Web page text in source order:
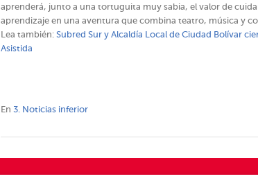
aprenderá, junto a una tortuguita muy sabia, el valor de
aprendizaje en una aventura que combina teatro, música y
Lea también: Subred Sur y Alcaldía Local de Ciudad Bolívar
Asistida
En 3. Noticias inferior